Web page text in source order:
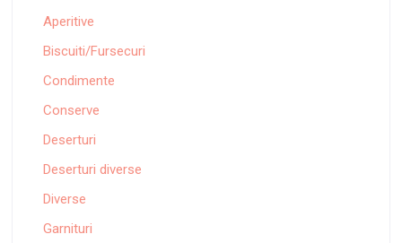
Aperitive
Biscuiti/Fursecuri
Condimente
Conserve
Deserturi
Deserturi diverse
Diverse
Garnituri